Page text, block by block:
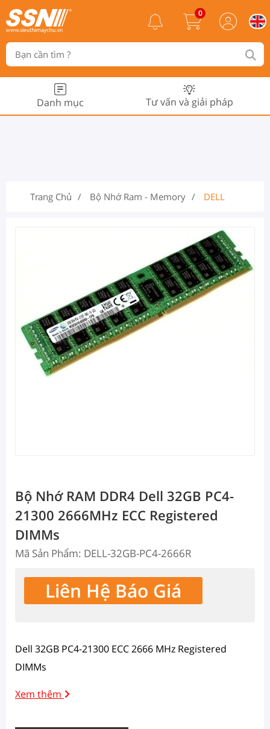
0
Danh mục Tư vấn và giải pháp
Trang Chủ Bộ Nhớ Ram - Memory DELL
Bộ Nhớ RAM DDR4 Dell 32GB PC4-
21300 2666MHz ECC Registered
DIMMs
Mã Sản Phẩm: DELL-32GB-PC4-2666R
Liên Hệ Báo Giá
Dell 32GB PC4-21300 ECC 2666 MHz Registered
DIMMs
Xem thêm